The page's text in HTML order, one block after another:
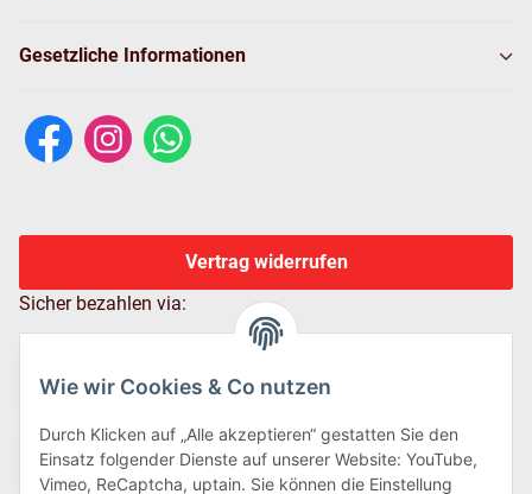
Wie wir Cookies & Co nutzen
Durch Klicken auf „Alle akzeptieren“ gestatten Sie den
Einsatz folgender Dienste auf unserer Website: YouTube,
Vimeo, ReCaptcha, uptain. Sie können die Einstellung
Gesetzliche Informationen
Vertrag widerrufen
Sicher bezahlen via: